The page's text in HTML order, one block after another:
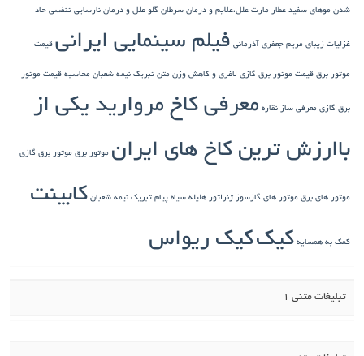
شدن موهای سفید عطار مارت علل،علایم و درمان سرطان گلو علل و درمان نارسایی تنفسی حاد
غزلیات زیبای مریم جعفری آذرمانی فیلم سینمایی ایرانی قیمت
موتور برق قیمت موتور برق گازی لاغری و کاهش وزن متن تبریک نیمه شعبان محاسبه قیمت موتور
برق گازی معرفی ساز نقاره معرفی کاخ مروارید یکی از
باارزش ترین کاخ های ایران موتور برق موتور برق گازی
موتور های برق موتور های گازسوز ژنراتور هلیله سیاه پیام تبریک نیمه شعبان کابینت
کمک به همسایه کیککیک ریواس
تبلیغات متنی 1